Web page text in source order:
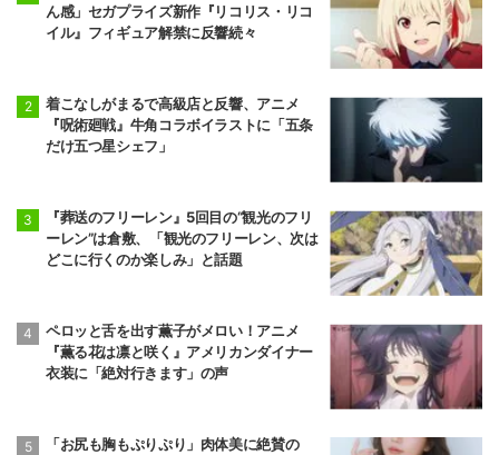
ん感」セガプライズ新作『リコリス・リコ
イル』フィギュア解禁に反響続々
着こなしがまるで高級店と反響、アニメ
『呪術廻戦』牛角コラボイラストに「五条
だけ五つ星シェフ」
『葬送のフリーレン』5回目の“観光のフリ
ーレン”は倉敷、「観光のフリーレン、次は
どこに行くのか楽しみ」と話題
ペロッと舌を出す薫子がメロい！アニメ
『薫る花は凛と咲く』アメリカンダイナー
衣装に「絶対行きます」の声
「お尻も胸もぷりぷり」肉体美に絶賛の